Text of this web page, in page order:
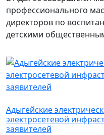
профессионального
директоров по
детскими
Адыгейские
электросетевой
заявителей